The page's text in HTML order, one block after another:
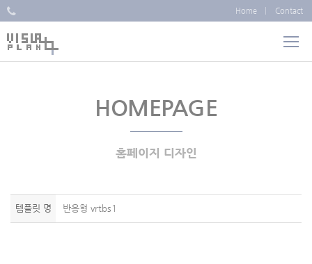
Home Contact
HOMEPAGE
홈페이지 디자인
템플릿 명 반응형 vrtbs1